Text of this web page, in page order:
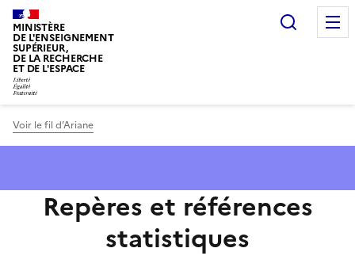
MINISTÈRE
DE L'ENSEIGNEMENT
SUPÉRIEUR,
DE LA RECHERCHE
ET DE L'ESPACE
Voir le fil d’Ariane
Repères et références
statistiques
Panneau de gestion des cookies